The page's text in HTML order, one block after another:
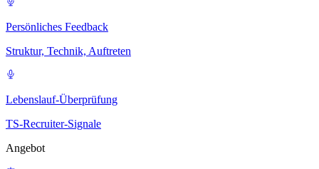
Persönliches Feedback
Struktur, Technik, Auftreten
Lebenslauf-Überprüfung
TS-Recruiter-Signale
Angebot